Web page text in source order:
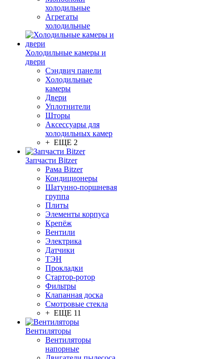
холодильные
Агрегаты
холодильные
Холодильные камеры и
двери
Сэндвич панели
Холодильные
камеры
Двери
Уплотнители
Шторы
Аксессуары для
холодильных камер
+ ЕЩЕ 2
Запчасти Bitzer
Рама Bitzer
Кондиционеры
Шатунно-поршневая
группа
Плиты
Элементы корпуса
Крепёж
Вентили
Электрика
Датчики
ТЭН
Прокладки
Стартор-ротор
Фильтры
Клапанная доска
Смотровые стекла
+ ЕЩЕ 11
Вентиляторы
Вентиляторы
напорные